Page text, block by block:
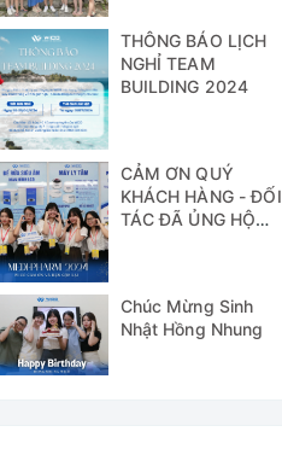
THÀNH CÔNG
THÔNG BÁO LỊCH
NGHỈ TEAM
BUILDING 2024
CẢM ƠN QUÝ
KHÁCH HÀNG - ĐỐI
TÁC ĐÃ ỦNG HỘ
Chúc Mừng Sinh
Nhật Hồng Nhung